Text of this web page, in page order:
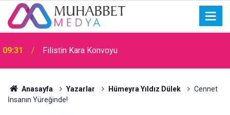
09:31 Filistin Kara Konvoyu
Anasayfa Yazarlar Hümeyra Yıldız Dülek
Cennet
İnsanın Yüreğinde!